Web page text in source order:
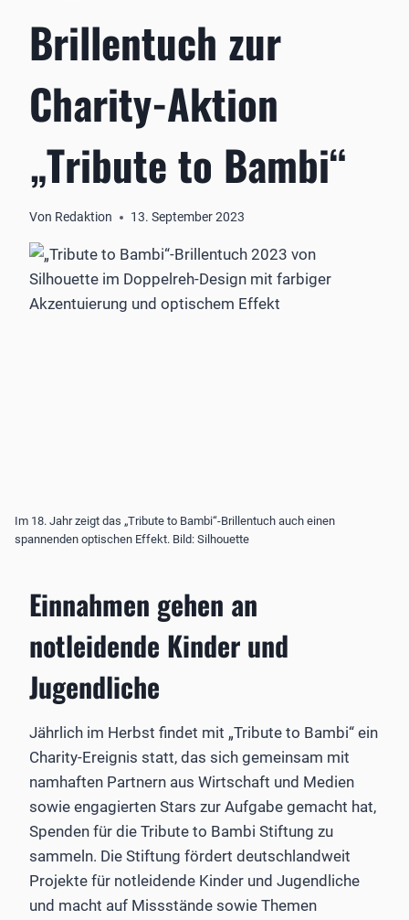
Brillentuch zur
Charity-Aktion
„Tribute to Bambi“
Von Redaktion 13. September 2023
Im 18. Jahr zeigt das „Tribute to Bambi“-Brillentuch auch einen
spannenden optischen Effekt. Bild: Silhouette
Einnahmen gehen an
notleidende Kinder und
Jugendliche
Jährlich im Herbst findet mit „Tribute to Bambi“ ein
Charity-Ereignis statt, das sich gemeinsam mit
namhaften Partnern aus Wirtschaft und Medien
sowie engagierten Stars zur Aufgabe gemacht hat,
Spenden für die Tribute to Bambi Stiftung zu
sammeln. Die Stiftung fördert deutschlandweit
Projekte für notleidende Kinder und Jugendliche
und macht auf Missstände sowie Themen